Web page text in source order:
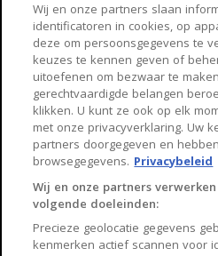
Arnhem
Huisnet
Over Huisnet
Algemene voorwaarden
Privacybeleid
Contact
Sitemap
Wij en onze partners slaan
identificatoren in cookies, op
deze om persoonsgegevens te
keuzes te kennen geven of
uitoefenen om bezwaar te
gerechtvaardigde belangen
klikken. U kunt ze ook op elk
met onze privacyverklaring. Uw
partners doorgegeven en
browsegegevens. Privacybeleid
Wij en onze partners
volgende doeleinden:
Precieze geolocatie gegevens
kenmerken actief scannen voor